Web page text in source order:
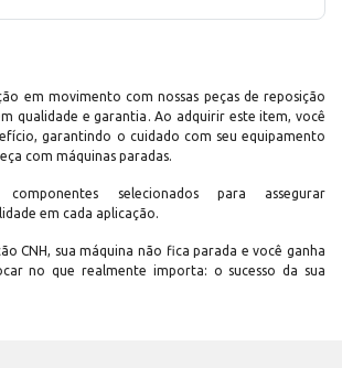
em movimento com nossas peças de reposição
qualidade e garantia. Ao adquirir este item, você
garantindo o cuidado com seu equipamento
com máquinas paradas.
selecionados para assegurar
em cada aplicação.
CNH, sua máquina não fica parada e você ganha
no que realmente importa: o sucesso da sua